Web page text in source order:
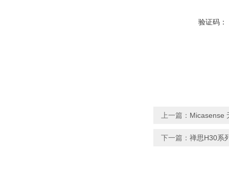
验证码：
上一篇： Micasense
下一篇： 禅思H30系